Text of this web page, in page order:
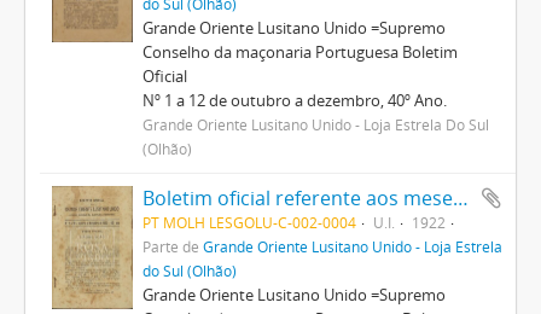
Grande Oriente Lusitano Unido =Supremo
Conselho da maçonaria Portuguesa Boletim
Oficial
Nº 1 a 12 de outubro a dezembro, 40º Ano.
Grande Oriente Lusitano Unido - Loja Estrela Do Sul
(Olhão)
Boletim oficial referente aos meses de janeiro a dezembro
PT MOLH LESGOLU-C-002-0004 U.I.
1922
Parte de Grande Oriente Lusitano Unido - Loja Estrela
do Sul (Olhão)
Grande Oriente Lusitano Unido =Supremo